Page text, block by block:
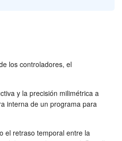
los controladores, el
y la precisión milimétrica a
interna de un programa para
el retraso temporal entre la